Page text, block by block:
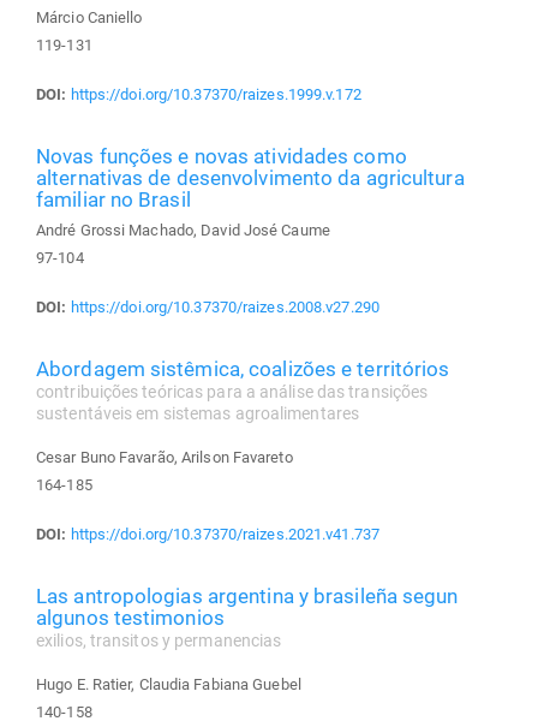
Márcio Caniello
119-131
DOI: https://doi.org/10.37370/raizes.1999.v.172
Novas funções e novas atividades como
alternativas de desenvolvimento da agricultura
familiar no Brasil
André Grossi Machado, David José Caume
97-104
DOI: https://doi.org/10.37370/raizes.2008.v27.290
Abordagem sistêmica, coalizões e territórios
contribuições teóricas para a análise das transições
sustentáveis em sistemas agroalimentares
Cesar Buno Favarão, Arilson Favareto
164-185
DOI: https://doi.org/10.37370/raizes.2021.v41.737
Las antropologias argentina y brasileña segun
algunos testimonios
exilios, transitos y permanencias
Hugo E. Ratier, Claudia Fabiana Guebel
140-158